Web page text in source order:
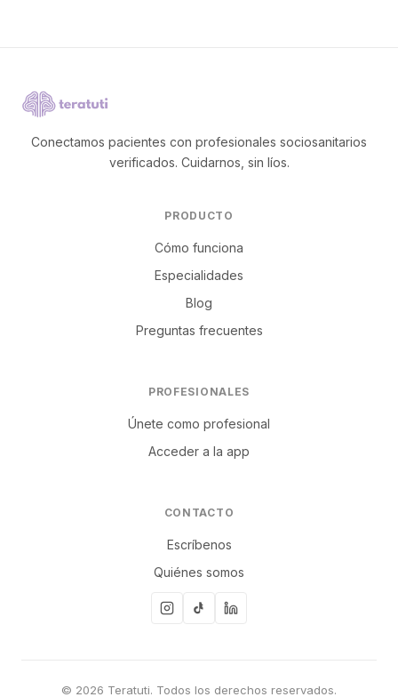
Conectamos pacientes con profesionales sociosanitarios
verificados. Cuidarnos, sin líos.
PRODUCTO
Cómo funciona
Especialidades
Blog
Preguntas frecuentes
PROFESIONALES
Únete como profesional
Acceder a la app
CONTACTO
Escríbenos
Quiénes somos
© 2026 Teratuti. Todos los derechos reservados.